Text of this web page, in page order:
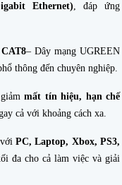
Ethernet), đáp ứng
CAT8– Dây mạng UGREEN
thông đến chuyên nghiệp.
mất tín hiệu, hạn chế
cả với khoảng cách xa.
PC, Laptop, Xbox, PS3,
đa cho cả làm việc và giải